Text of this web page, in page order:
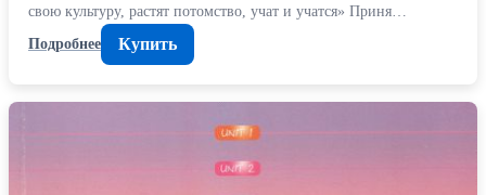
свою культуру, растят потомство, учат и учатся» Приня…
Подробнее
Купить